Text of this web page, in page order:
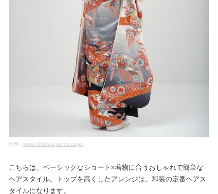
出典： https://beauty.yahoo.co.jp/
こちらは、ベーシックなショート×着物に合うおしゃれで簡単な
ヘアスタイル。トップを高くしたアレンジは、和装の定番ヘアス
タイルになります。